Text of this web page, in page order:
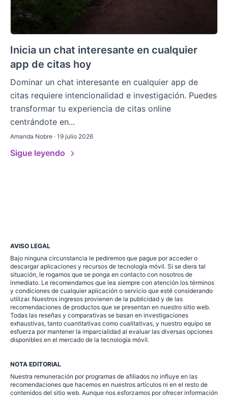
Inicia un chat interesante en cualquier
app de citas hoy
Dominar un chat interesante en cualquier app de
citas requiere intencionalidad e investigación. Puedes
transformar tu experiencia de citas online
centrándote en...
Amanda Nobre · 19 julio 2026
Sigue leyendo
AVISO LEGAL
Bajo ninguna circunstancia le pediremos que pague por acceder o
descargar aplicaciones y recursos de tecnología móvil. Si se diera tal
situación, le rogamos que se ponga en contacto con nosotros de
inmediato. Le recomendamos que lea siempre con atención los términos
y condiciones de cualquier aplicación o servicio que esté considerando
utilizar. Nuestros ingresos provienen de la publicidad y de las
recomendaciones de productos que se presentan en nuestro sitio web.
Todas las reseñas y comparativas se basan en investigaciones
exhaustivas, tanto cuantitativas como cualitativas, y nuestro equipo se
esfuerza por mantener la imparcialidad al evaluar las diversas opciones
disponibles en el mercado de la tecnología móvil.
NOTA EDITORIAL
Nuestra remuneración por programas de afiliados no influye en las
recomendaciones que hacemos en nuestros artículos ni en el resto de
contenidos del sitio web. Aunque nos esforzamos por ofrecer información